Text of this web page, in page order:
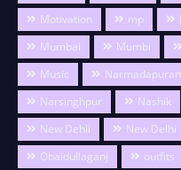
Motivation
mp
Mumbai
Mumbi
Music
Narsinghpur
Nashik
New Dehli
New Delhi
Obaidullaganj
outfits